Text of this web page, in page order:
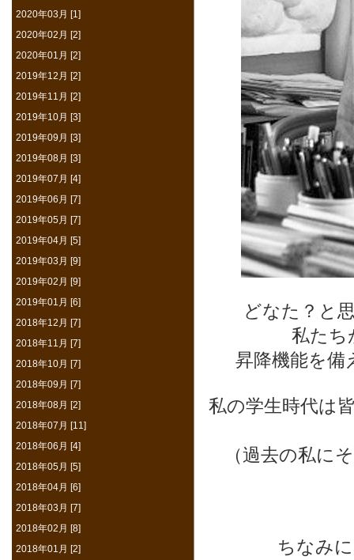
どなた？と
私たち
昇降機能を備
私の学生時代は
（過去の私に
ちなみ
2020年03月 [1]
2020年02月 [2]
2020年01月 [2]
2019年12月 [2]
2019年11月 [2]
2019年10月 [3]
2019年09月 [3]
2019年08月 [3]
2019年07月 [4]
2019年06月 [7]
2019年05月 [7]
2019年04月 [5]
2019年03月 [9]
2019年02月 [9]
2019年01月 [6]
2018年12月 [7]
2018年11月 [7]
2018年10月 [7]
2018年09月 [7]
2018年08月 [2]
2018年07月 [11]
2018年06月 [4]
2018年05月 [5]
2018年04月 [6]
2018年03月 [7]
2018年02月 [8]
2018年01月 [2]